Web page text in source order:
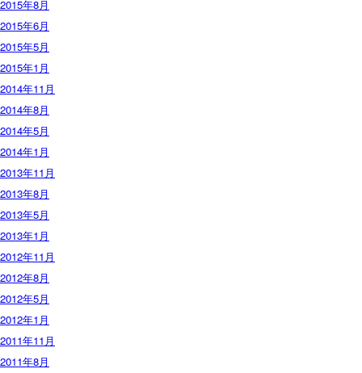
2015年8月
2015年6月
2015年5月
2015年1月
2014年11月
2014年8月
2014年5月
2014年1月
2013年11月
2013年8月
2013年5月
2013年1月
2012年11月
2012年8月
2012年5月
2012年1月
2011年11月
2011年8月